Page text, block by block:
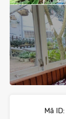
Mã ID: